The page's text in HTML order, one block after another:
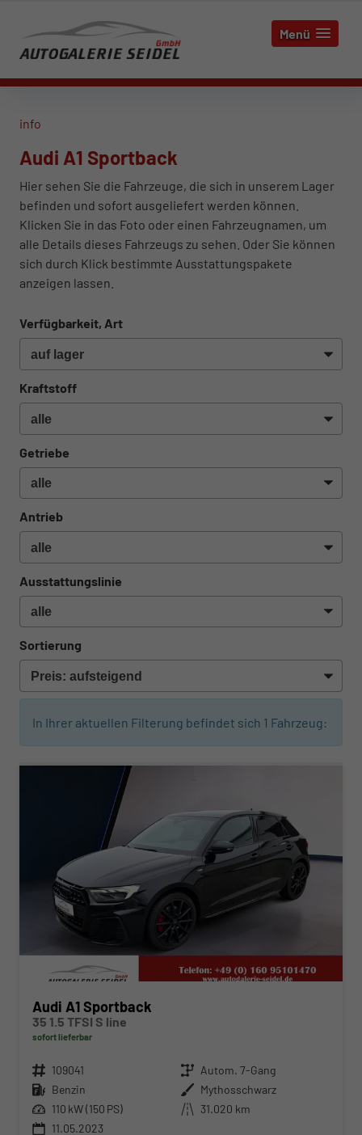
Menü
info
Audi A1 Sportback
Hier sehen Sie die Fahrzeuge, die sich in unserem Lager
befinden und sofort ausgeliefert werden können.
Klicken Sie in das Foto oder einen Fahrzeugnamen, um
alle Details dieses Fahrzeugs zu sehen. Oder Sie können
sich durch Klick bestimmte Ausstattungspakete
anzeigen lassen.
Verfügbarkeit, Art
Kraftstoff
Getriebe
Antrieb
Ausstattungslinie
Sortierung
In Ihrer aktuellen Filterung befindet sich 1 Fahrzeug:
ab 274,– € mtl.
Audi A1 Sportback
35 1.5 TFSI S line
sofort lieferbar
Fahrzeugnr. 109041 Getriebe Autom. 7-Gang
Kraftstoff Benzin Außenfarbe Mythosschwarz
Leistung 110 kW (150 PS) Kilometerstand 31.020 km
11.05.2023